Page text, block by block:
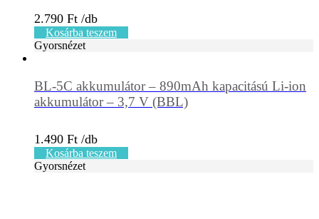
2.790 Ft
Kosárba teszem
Gyorsnézet
BL-5C akkumulátor – 890mAh kapacitású Li-ion
akkumulátor – 3,7 V (BBL)
1.490 Ft
Kosárba teszem
Gyorsnézet